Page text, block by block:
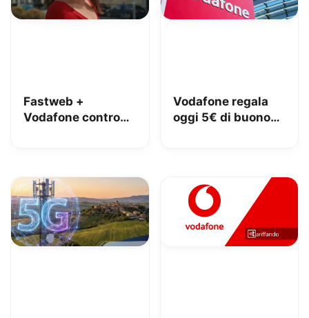
Fastweb +
Vodafone contro
Vodafone regala
oggi 5€ di buono